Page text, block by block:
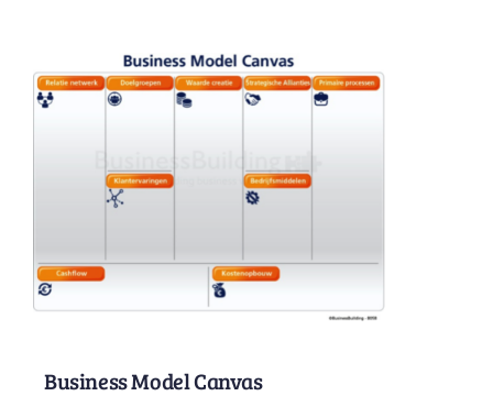
Business Model Canvas